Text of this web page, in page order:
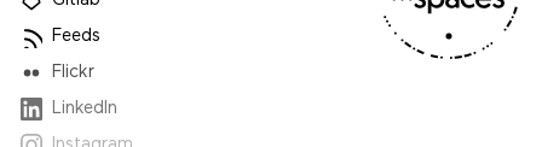
Feeds
Flickr
LinkedIn